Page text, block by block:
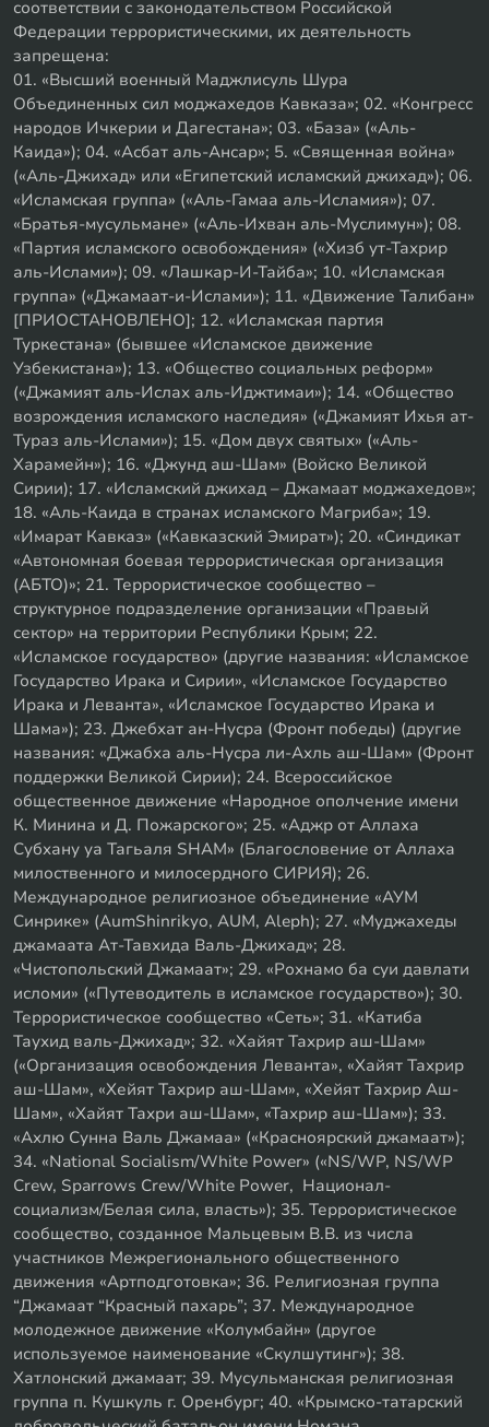
соответствии с законодательством Российской
Федерации террористическими, их деятельность
запрещена:
01. «Высший военный Маджлисуль Шура
Объединенных сил моджахедов Кавказа»; 02. «Конгресс
народов Ичкерии и Дагестана»; 03. «База» («Аль-
Каида»); 04. «Асбат аль-Ансар»; 5. «Священная война»
(«Аль-Джихад» или «Египетский исламский джихад»); 06.
«Исламская группа» («Аль-Гамаа аль-Исламия»); 07.
«Братья-мусульмане» («Аль-Ихван аль-Муслимун»); 08.
«Партия исламского освобождения» («Хизб ут-Тахрир
аль-Ислами»); 09. «Лашкар-И-Тайба»; 10. «Исламская
группа» («Джамаат-и-Ислами»); 11. «Движение Талибан»
[ПРИОСТАНОВЛЕНО]; 12. «Исламская партия
Туркестана» (бывшее «Исламское движение
Узбекистана»); 13. «Общество социальных реформ»
(«Джамият аль-Ислах аль-Иджтимаи»); 14. «Общество
возрождения исламского наследия» («Джамият Ихья ат-
Тураз аль-Ислами»); 15. «Дом двух святых» («Аль-
Харамейн»); 16. «Джунд аш-Шам» (Войско Великой
Сирии); 17. «Исламский джихад – Джамаат моджахедов»;
18. «Аль-Каида в странах исламского Магриба»; 19.
«Имарат Кавказ» («Кавказский Эмират»); 20. «Синдикат
«Автономная боевая террористическая организация
(АБТО)»; 21. Террористическое сообщество –
структурное подразделение организации «Правый
сектор» на территории Республики Крым; 22.
«Исламское государство» (другие названия: «Исламское
Государство Ирака и Сирии», «Исламское Государство
Ирака и Леванта», «Исламское Государство Ирака и
Шама»); 23. Джебхат ан-Нусра (Фронт победы) (другие
названия: «Джабха аль-Нусра ли-Ахль аш-Шам» (Фронт
поддержки Великой Сирии); 24. Всероссийское
общественное движение «Народное ополчение имени
К. Минина и Д. Пожарского»; 25. «Аджр от Аллаха
Субхану уа Тагьаля SHAM» (Благословение от Аллаха
милоственного и милосердного СИРИЯ); 26.
Международное религиозное объединение «АУМ
Синрике» (AumShinrikyo, AUM, Aleph); 27. «Муджахеды
джамаата Ат-Тавхида Валь-Джихад»; 28.
«Чистопольский Джамаат»; 29. «Рохнамо ба суи давлати
исломи» («Путеводитель в исламское государство»); 30.
Террористическое сообщество «Сеть»; 31. «Катиба
Таухид валь-Джихад»; 32. «Хайят Тахрир аш-Шам»
(«Организация освобождения Леванта», «Хайят Тахрир
аш-Шам», «Хейят Тахрир аш-Шам», «Хейят Тахрир Аш-
Шам», «Хайят Тахри аш-Шам», «Тахрир аш-Шам»); 33.
«Ахлю Сунна Валь Джамаа» («Красноярский джамаат»);
34. «National Socialism/White Power» («NS/WP, NS/WP
Crew, Sparrows Crew/White Power, Национал-
социализм/Белая сила, власть»); 35. Террористическое
сообщество, созданное Мальцевым В.В. из числа
участников Межрегионального общественного
движения «Артподготовка»; 36. Религиозная группа
“Джамаат “Красный пахарь”; 37. Международное
молодежное движение «Колумбайн» (другое
используемое наименование «Скулшутинг»); 38.
Хатлонский джамаат; 39. Мусульманская религиозная
группа п. Кушкуль г. Оренбург; 40. «Крымско-татарский